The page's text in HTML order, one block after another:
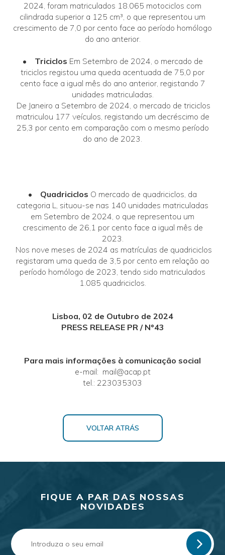
2024, foram matriculados 18.065 motociclos com
cilindrada superior a 125 cm³, o que representou um
crescimento de 7,0 por cento face ao período homólogo
do ano anterior.
• Triciclos Em Setembro de 2024, o mercado de
triciclos registou uma queda acentuada de 75,0 por
cento face a igual mês do ano anterior, registando 7
unidades matriculadas.
De Janeiro a Setembro de 2024, o mercado de triciclos
matriculou 177 veículos, registando um decréscimo de
25,3 por cento em comparação com o mesmo período
do ano de 2023.
• Quadriciclos O mercado de quadriciclos, da
categoria L, situou-se nas 140 unidades matriculadas
em Setembro de 2024, o que representou um
crescimento de 26,1 por cento face a igual mês de
2023.
Nos nove meses de 2024 as matrículas de quadriciclos
registaram uma queda de 3,5 por cento em relação ao
período homólogo de 2023, tendo sido matriculados
1.085 quadriciclos.
Lisboa, 02 de Outubro de 2024
PRESS RELEASE PR / Nº43
Para mais informações à comunicação social
e-mail: mail@acap.pt
tel.: 223035303
VOLTAR ATRÁS
FIQUE A PAR DAS NOSSAS
NOVIDADES